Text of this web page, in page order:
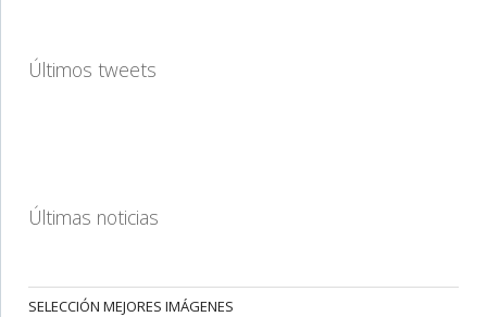
Últimos tweets
Últimas noticias
SELECCIÓN MEJORES IMÁGENES